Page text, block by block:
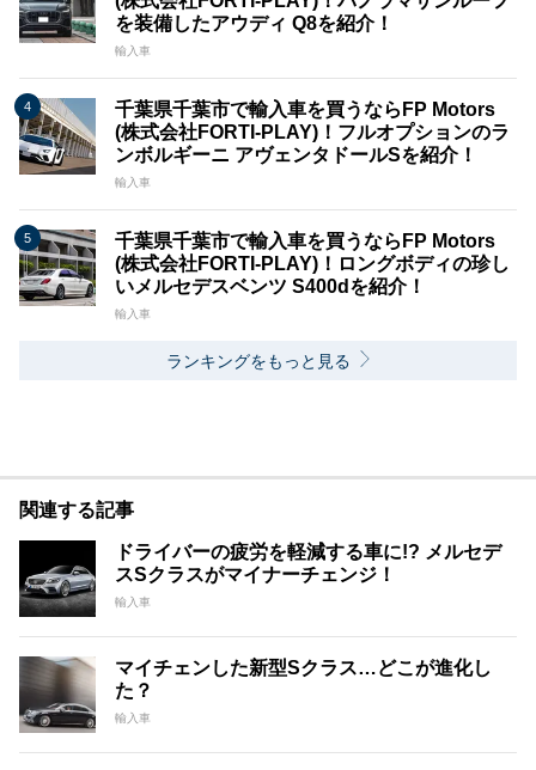
を装備したアウディ Q8を紹介！
輸入車
千葉県千葉市で輸入車を買うならFP Motors
(株式会社FORTI-PLAY)！フルオプションのラ
ンボルギーニ アヴェンタドールSを紹介！
輸入車
千葉県千葉市で輸入車を買うならFP Motors
(株式会社FORTI-PLAY)！ロングボディの珍し
いメルセデスベンツ S400dを紹介！
輸入車
ランキングをもっと見る
関連する記事
ドライバーの疲労を軽減する車に!? メルセデ
スSクラスがマイナーチェンジ！
輸入車
マイチェンした新型Sクラス…どこが進化し
た？
輸入車